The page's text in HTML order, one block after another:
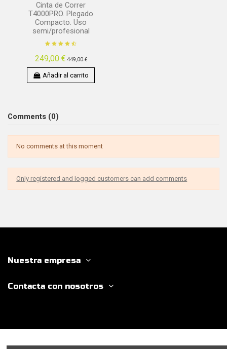
Cinta de Correr
T4000PRO. Plegado
Compacto. Uso
semi/profesional
249,00 € 449,00 €
Añadir al carrito
Comments (0)
No comments at this moment
Only registered and logged customers can add comments
Nuestra empresa
Contacta con nosotros